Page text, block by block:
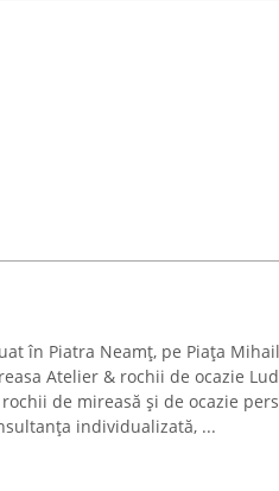
în Piatra Neamț, pe Piața
Atelier & rochii de ocazie
de mireasă și de ocazie
individualizată, ...